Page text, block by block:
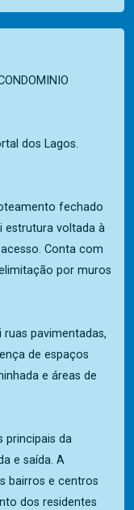
dos Lagos.
fechado
estrutura voltada à
Conta com
por muros
pavimentadas,
de espaços
e áreas de
principais da
e saída. A
bairros e centros
dos residentes